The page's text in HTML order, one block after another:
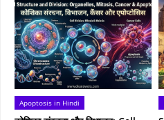
Apoptosis in Hindi